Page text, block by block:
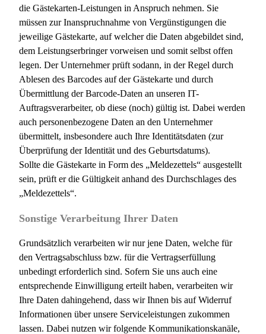
die Gästekarten-Leistungen in Anspruch nehmen. Sie
müssen zur Inanspruchnahme von Vergünstigungen die
jeweilige Gästekarte, auf welcher die Daten abgebildet sind,
dem Leistungserbringer vorweisen und somit selbst offen
legen. Der Unternehmer prüft sodann, in der Regel durch
Ablesen des Barcodes auf der Gästekarte und durch
Übermittlung der Barcode-Daten an unseren IT-
Auftragsverarbeiter, ob diese (noch) gültig ist. Dabei werden
auch personenbezogene Daten an den Unternehmer
übermittelt, insbesondere auch Ihre Identitätsdaten (zur
Überprüfung der Identität und des Geburtsdatums).
Sollte die Gästekarte in Form des „Meldezettels“ ausgestellt
sein, prüft er die Gültigkeit anhand des Durchschlages des
„Meldezettels“.
Sonstige Verarbeitung Ihrer Daten
Grundsätzlich verarbeiten wir nur jene Daten, welche für
den Vertragsabschluss bzw. für die Vertragserfüllung
unbedingt erforderlich sind. Sofern Sie uns auch eine
entsprechende Einwilligung erteilt haben, verarbeiten wir
Ihre Daten dahingehend, dass wir Ihnen bis auf Widerruf
Informationen über unsere Serviceleistungen zukommen
lassen. Dabei nutzen wir folgende Kommunikationskanäle,